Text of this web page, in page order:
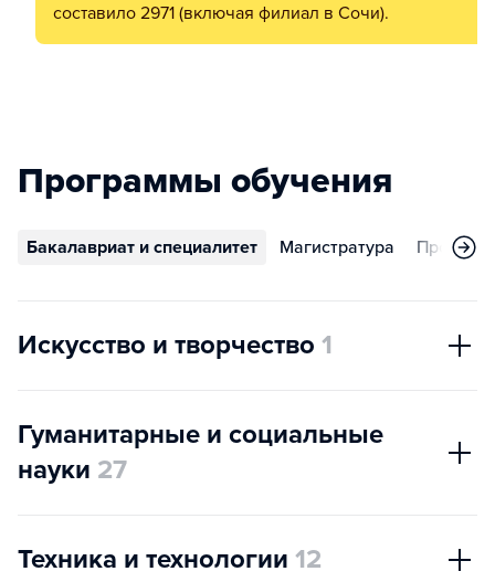
составило 2971 (включая филиал в Сочи).
Программы обучения
Бакалавриат и специалитет Магистратура
Искусство и творчество 1
Гуманитарные и социальные
науки 27
Техника и технологии 12